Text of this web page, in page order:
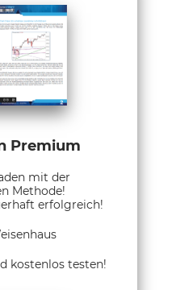
Premium
mit der
Methode!
erfolgreich!
kostenlos testen!